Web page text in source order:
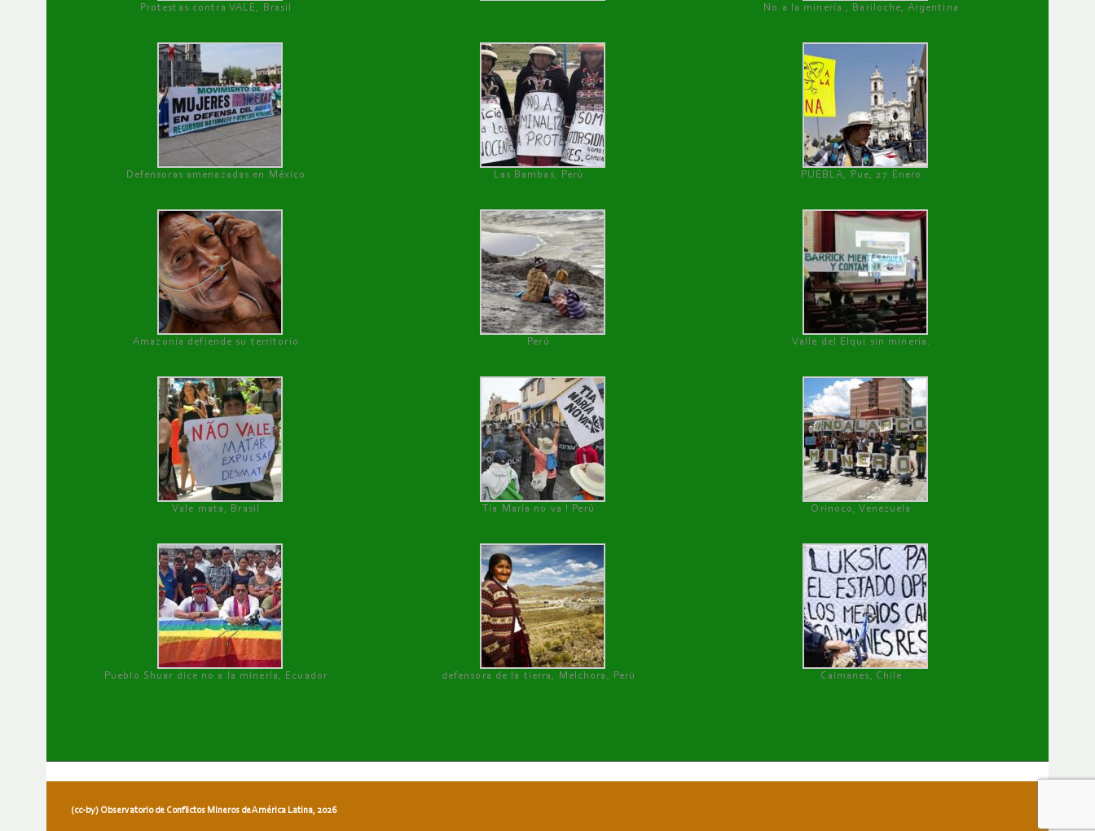
Protestas contra VALE, Brasil No a la minería , Bariloche, Argentina
Defensoras amenazadas en México Las Bambas, Perú PUEBLA, Pue, 27 Enero
Amazonía defiende su territorio Perú Valle del Elqui sin minería.
Vale mata, Brasil Tía María no va ! Perú Orinoco, Venezuela
Pueblo Shuar dice no a la minería, Ecuador defensora de la tierra, Melchora, Perú Caimanes, Chile
(cc-by) Observatorio de Conflictos Mineros de América Latina, 2026